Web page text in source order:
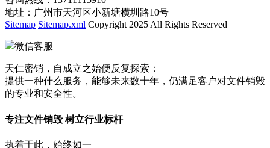
地址：广州市天河区小新塘横圳路10号
Sitemap Sitemap.xml Copyright 2025 All Rights Reserved
微信客服
天仁密销，自成立之始便反复探索：
提供一种什么服务，能够未来数十年，仍满足客户对文件销毁
的专业和安全性。
专注文件销毁 树立行业标杆
执着于此，始终如一